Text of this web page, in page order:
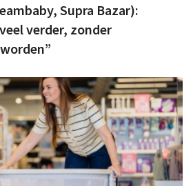
Supra Bazar):
verder, zonder